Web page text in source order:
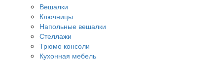
Вешалки
Ключницы
Напольные вешалки
Стеллажи
Трюмо консоли
Кухонная мебель